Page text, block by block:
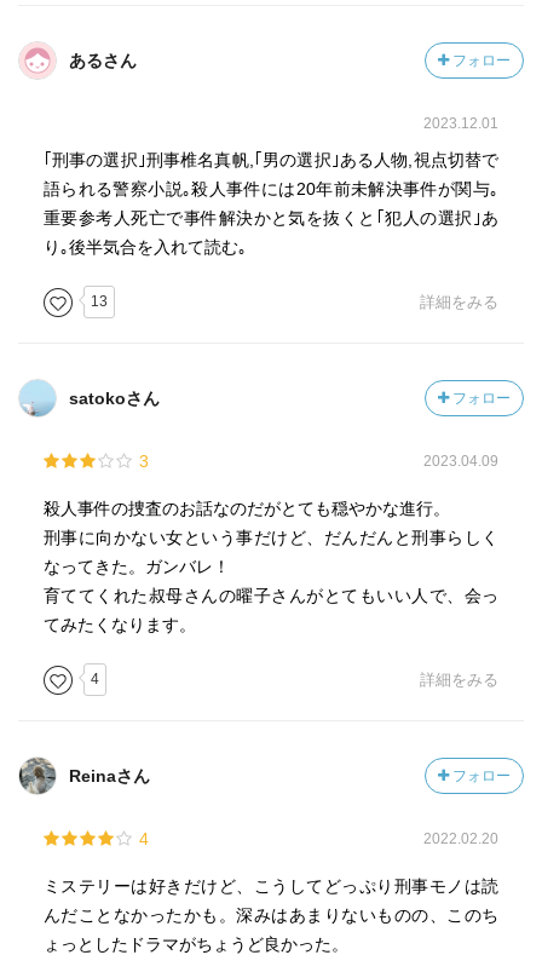
あるさん フォロー
2023.12.01
｢刑事の選択｣刑事椎名真帆,｢男の選択｣ある人物,視点切替で
語られる警察小説｡殺人事件には20年前未解決事件が関与｡
重要参考人死亡で事件解決かと気を抜くと｢犯人の選択｣あ
り｡後半気合を入れて読む｡
13 詳細をみる
satokoさん フォロー
3 2023.04.09
殺人事件の捜査のお話なのだがとても穏やかな進行。
刑事に向かない女という事だけど、だんだんと刑事らしく
なってきた。ガンバレ！
育ててくれた叔母さんの曜子さんがとてもいい人で、会っ
てみたくなります。
4 詳細をみる
Reinaさん フォロー
4 2022.02.20
ミステリーは好きだけど、こうしてどっぷり刑事モノは読
んだことなかったかも。深みはあまりないものの、このち
ょっとしたドラマがちょうど良かった。